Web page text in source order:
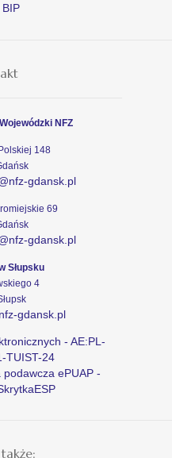
BIP
NFZ
148
gdansk.pl
69
gdansk.pl
Słupsku
4
gdansk.pl
- AE:PL-
TUIST-24
ePUAP -